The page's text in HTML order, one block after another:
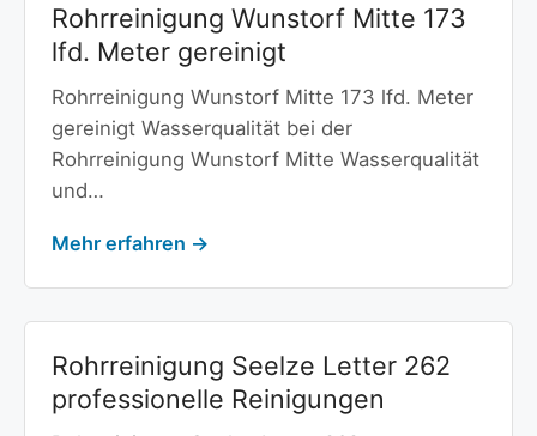
Rohrreinigung Wunstorf Mitte 173
lfd. Meter gereinigt
Rohrreinigung Wunstorf Mitte 173 lfd. Meter
gereinigt Wasserqualität bei der
Rohrreinigung Wunstorf Mitte Wasserqualität
und…
Mehr erfahren →
Rohrreinigung Seelze Letter 262
professionelle Reinigungen